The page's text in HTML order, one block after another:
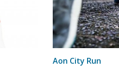
Aon City Run